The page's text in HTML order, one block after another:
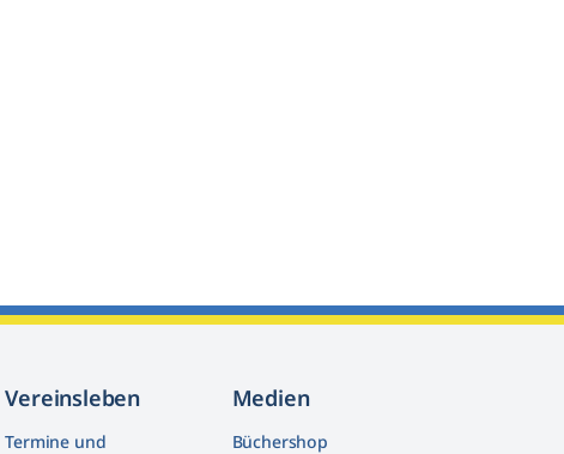
Vereinsleben
Termine und
Medien
Büchershop